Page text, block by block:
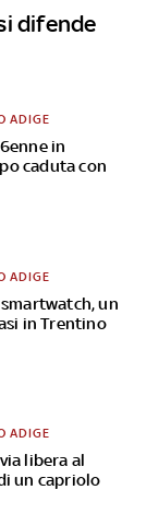
difende
in
caduta con
ADIGE
un
in Trentino
ADIGE
libera al
un capriolo
ADIGE